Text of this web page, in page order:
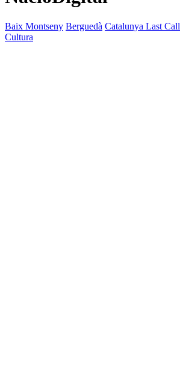
Baix Montseny Berguedà Catalunya Last Call
Cultura